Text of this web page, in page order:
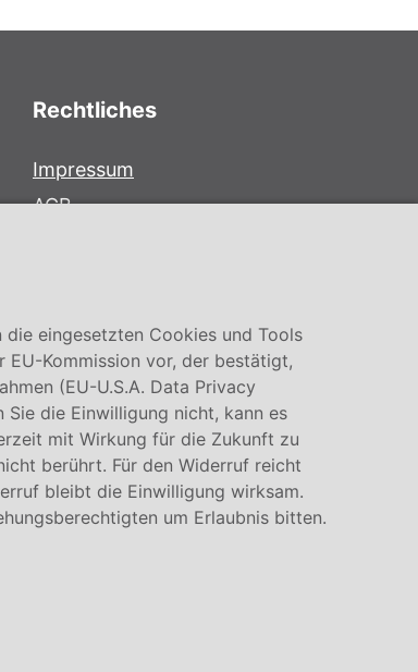
Rechtliches
Impressum
AGB
eingesetzten Cookies und Tools
EU-Kommission vor, der bestätigt,
(EU-U.S.A. Data Privacy
die Einwilligung nicht, kann es
mit Wirkung für die Zukunft zu
berührt. Für den Widerruf reicht
bleibt die Einwilligung wirksam.
um Erlaubnis bitten.